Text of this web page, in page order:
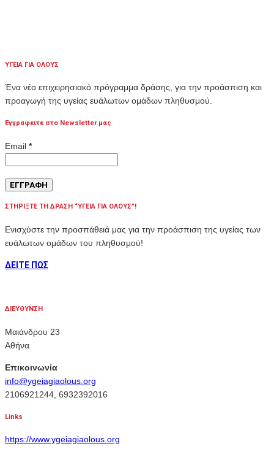
ΥΓΕΙΑ ΓΙΑ ΟΛΟΥΣ
Ένα νέο επιχειρησιακό πρόγραμμα δράσης, για την προάσπιση και
προαγωγή της υγείας ευάλωτων ομάδων πληθυσμού.
Εγγραφειτε στο Newsletter μας
Email *
ΣΤΗΡΙΞΤΕ ΤΗ ΔΡΑΣΗ “ΥΓΕΙΑ ΓΙΑ ΟΛΟΥΣ”!
Ενισχύστε την προσπάθειά μας για την προάσπιση της υγείας των
ευάλωτων ομάδων του πληθυσμού!
ΔΕΙΤΕ ΠΩΣ
ΔΙΕΥΘΥΝΣΗ
Μαιάνδρου 23
Αθήνα
Επικοινωνία
info@ygeiagiaolous.org
2106921244, 6932392016
Links
https://www.ygeiagiaolous.org